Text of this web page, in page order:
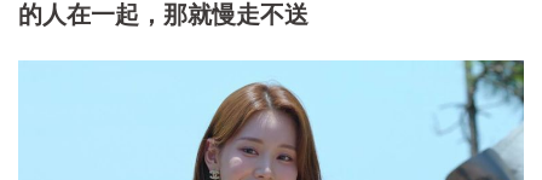
的人在一起，那就慢走不送